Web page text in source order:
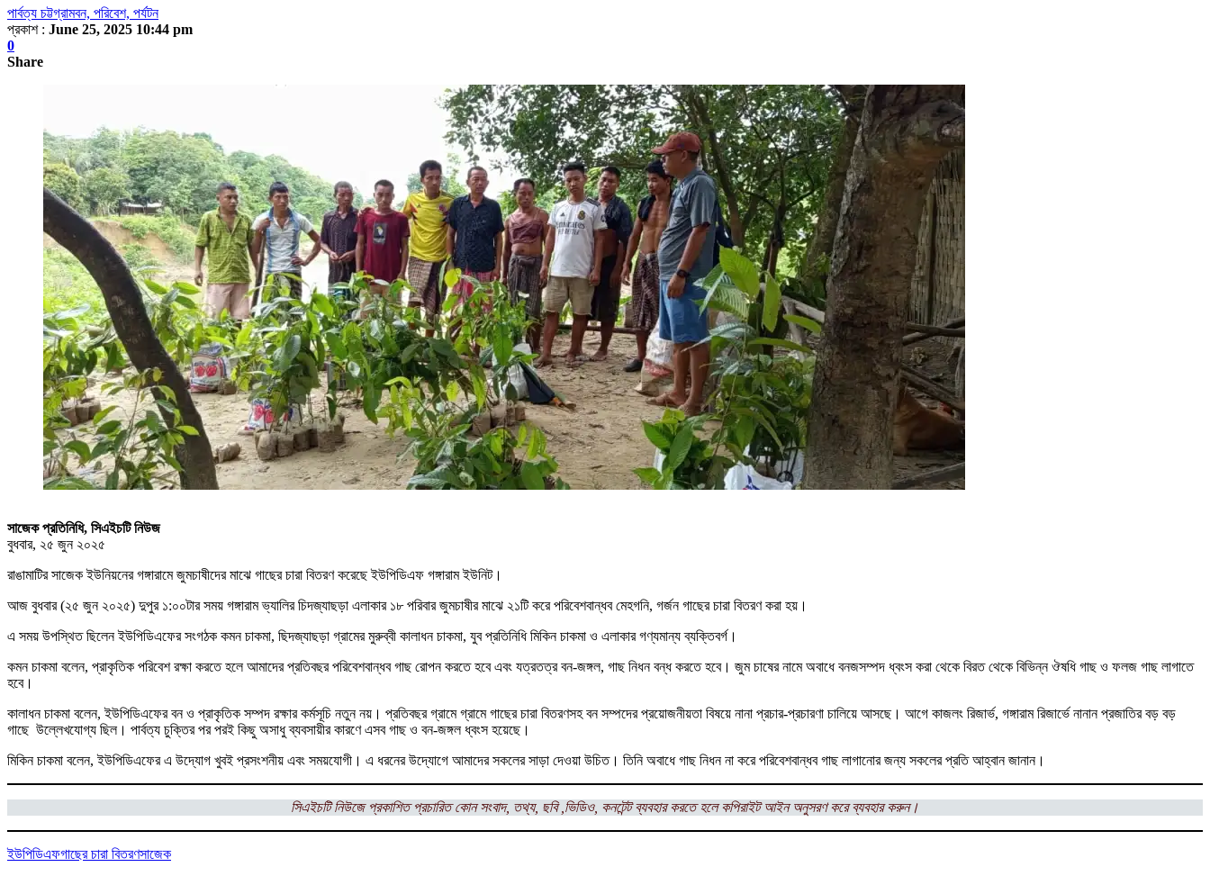
পার্বত্য চট্টগ্রামবন, পরিবেশ, পর্যটন
প্রকাশ : June 25, 2025 10:44 pm
0
Share
সাজেক প্রতিনিধি, সিএইচটি নিউজ
বুধবার, ২৫ জুন ২০২৫
রাঙামাটির সাজেক ইউনিয়নের গঙ্গারামে জুমচাষীদের মাঝে গাছের চারা বিতরণ করেছে ইউপিডিএফ গঙ্গারাম ইউনিট।
আজ বুধবার (২৫ জুন ২০২৫) দুপুর ১:০০টার সময় গঙ্গারাম ভ্যালির চিদজ্যাছড়া এলাকার ১৮ পরিবার জুমচাষীর মাঝে ২১টি করে পরিবেশবান্ধব মেহগনি, গর্জন গাছের চারা বিতরণ করা হয়।
এ সময় উপস্থিত ছিলেন ইউপিডিএফের সংগঠক কমন চাকমা, ছিদজ্যাছড়া গ্রামের মুরুব্বী কালাধন চাকমা, যুব প্রতিনিধি মিকিন চাকমা ও এলাকার গণ্যমান্য ব্যক্তিবর্গ।
কমন চাকমা বলেন, প্রাকৃতিক পরিবেশ রক্ষা করতে হলে আমাদের প্রতিবছর পরিবেশবান্ধব গাছ রোপন করতে হবে এবং যত্রতত্র বন-জঙ্গল, গাছ নিধন বন্ধ করতে হবে। জুম চাষের নামে অবাধে বনজসম্পদ ধ্বংস করা থেকে বিরত থেকে বিভিন্ন ঔষধি গাছ ও ফলজ গাছ লাগাতে
হবে।
কালাধন চাকমা বলেন, ইউপিডিএফের বন ও প্রাকৃতিক সম্পদ রক্ষার কর্মসূচি নতুন নয়। প্রতিবছর গ্রামে গ্রামে গাছের চারা বিতরণসহ বন সম্পদের প্রয়োজনীয়তা বিষয়ে নানা প্রচার-প্রচারণা চালিয়ে আসছে। আগে কাজলং রিজার্ভ, গঙ্গারাম রিজার্ভে নানান প্রজাতির বড় বড়
গাছে উল্লেখযোগ্য ছিল। পার্বত্য চুক্তির পর পরই কিছু অসাধু ব্যবসায়ীর কারণে এসব গাছ ও বন-জঙ্গল ধ্বংস হয়েছে।
মিকিন চাকমা বলেন, ইউপিডিএফের এ উদ্যোগ খুবই প্রসংশনীয় এবং সময়যোগী। এ ধরনের উদ্যোগে আমাদের সকলের সাড়া দেওয়া উচিত। তিনি অবাধে গাছ নিধন না করে পরিবেশবান্ধব গাছ লাগানোর জন্য সকলের প্রতি আহ্বান জানান।
সিএইচটি নিউজে প্রকাশিত প্রচারিত কোন সংবাদ, তথ্য, ছবি ,ভিডিও, কনটেন্ট ব্যবহার করতে হলে কপিরাইট আইন অনুসরণ করে ব্যবহার করুন।
ইউপিডিএফগাছের চারা বিতরণসাজেক